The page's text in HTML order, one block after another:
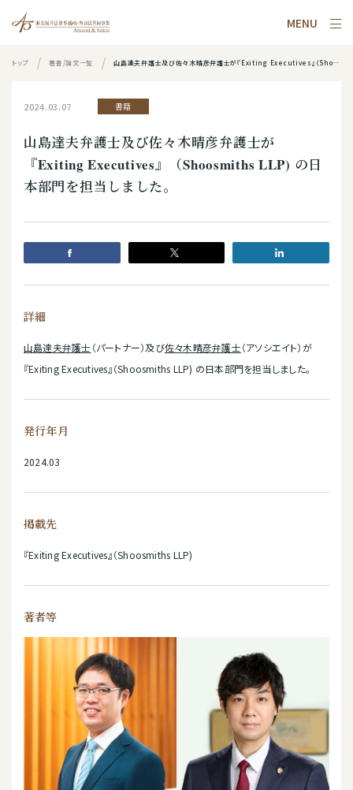
MENU
トップ 著書/論文一覧 山島達夫弁護士及び佐々木晴彦弁護士が『Exiting Executives』（Shoosmiths LLP) の日本部門を担当しました。
2024.03.07 書籍
山島達夫弁護士及び佐々木晴彦弁護士が
『Exiting Executives』（Shoosmiths LLP) の日
本部門を担当しました。
詳細
山島達夫弁護士 （パートナー）及び佐々木晴彦弁護士（アソシエイト）が
『Exiting Executives』（Shoosmiths LLP) の日本部門を担当しました。
発行年月
2024.03
掲載先
『Exiting Executives』（Shoosmiths LLP)
著者等